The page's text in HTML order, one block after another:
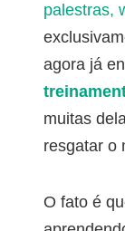
palestras,
agora já
muitas
resgatar o
O fato é